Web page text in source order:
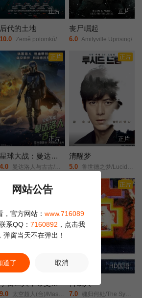
正片
后代的土地
10.0 Země potomků/The Land of the Sons/
正片
丧尸崛起
6.0 Amityville.Uprising/
正片
正片
星球大战：曼达洛人与古古
4.0 曼达洛人与古古/曼达洛人和格洛古/曼达洛人和古古/曼达洛人与尤达宝宝/The Mandalorian &amp; Grogu/
正片
正片
清醒梦
5.0 鲁世德之梦/Lucid Dream/
正片
宇宙巨人，希曼崛起
9.0 太空超人(台)/Masters/of/the/Universe/宇宙天王/
正片
HD国语
合成人
7.0 魂归何处/The Synthetic Man/
网站公告
，官方网站： www.716089
系QQ： 7160892 ，点击我
弹窗当天不在弹出！
道了 取消